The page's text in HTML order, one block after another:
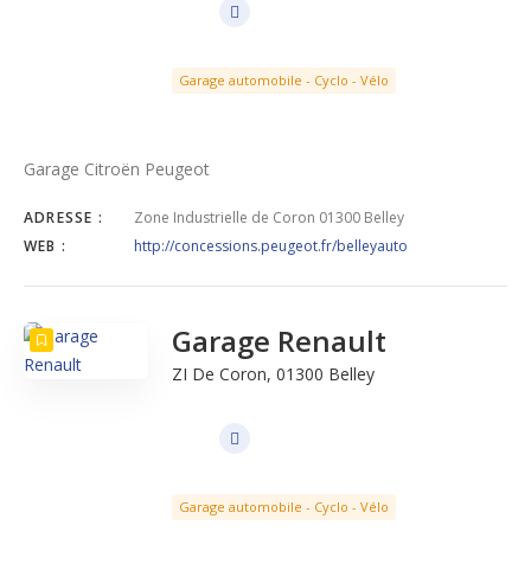
Garage automobile - Cyclo - Vélo
Garage Citroën Peugeot
ADRESSE :
Zone Industrielle de Coron 01300 Belley
WEB :
http://concessions.peugeot.fr/belleyauto
Garage Renault
ZI De Coron, 01300 Belley
Garage automobile - Cyclo - Vélo